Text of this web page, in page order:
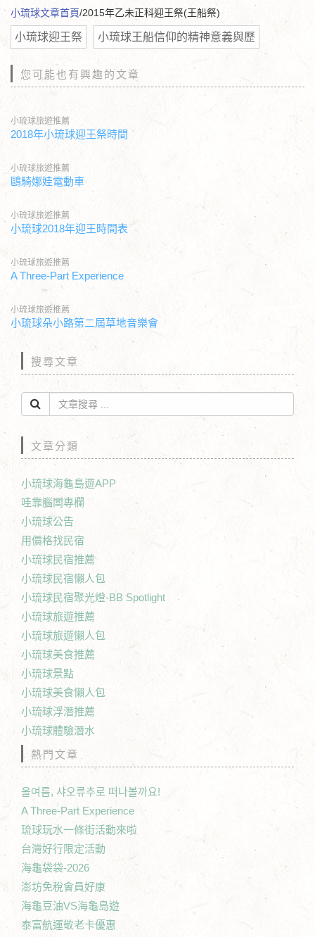
小琉球文章首頁/2015年乙未正科迎王祭(王船祭)
小琉球迎王祭 小琉球王船信仰的精神意義與歷
您可能也有興趣的文章
小琉球旅遊推薦
2018年小琉球迎王祭時間
小琉球旅遊推薦
鷗騎娜娃電動車
小琉球旅遊推薦
小琉球2018年迎王時間表
小琉球旅遊推薦
A Three-Part Experience
小琉球旅遊推薦
小琉球朵小路第二屆草地音樂會
搜尋文章
文章分類
小琉球海龜島遊APP
哇靠腦闆專欄
小琉球公告
用價格找民宿
小琉球民宿推薦
小琉球民宿懶人包
小琉球民宿聚光燈-BB Spotlight
小琉球旅遊推薦
小琉球旅遊懶人包
小琉球美食推薦
小琉球景點
小琉球美食懶人包
小琉球浮潛推薦
小琉球體驗潛水
熱門文章
올여름, 샤오류추로 떠나볼까요!
A Three-Part Experience
琉球玩水一條街活動來啦
台灣好行限定活動
海龜袋袋-2026
澎坊免稅會員好康
海龜豆油VS海龜島遊
泰富航運敬老卡優惠